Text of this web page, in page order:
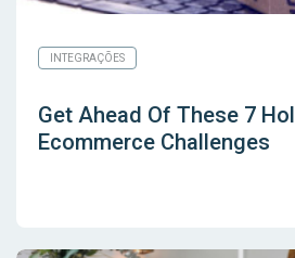
INTEGRAÇÕES
Get Ahead Of These 7
Ecommerce Challenges